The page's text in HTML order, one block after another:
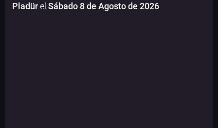
Pladürel Sábado 8 de Agosto de 2026